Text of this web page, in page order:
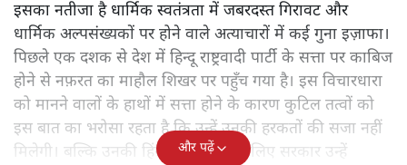
इसका नतीजा है धार्मिक स्वतंत्रता में जबरदस्त गिरावट और
धार्मिक अल्पसंख्यकों पर होने वाले अत्याचारों में कई गुना इज़ाफा।
पिछले एक दशक से देश में हिन्दू राष्ट्रवादी पार्टी के सत्ता पर काबिज
होने से नफ़रत का माहौल शिखर पर पहुँच गया है। इस विचारधारा
को मानने वालों के हाथों में सत्ता होने के कारण कुटिल तत्वों को
इस बात का भरोसा रहता है कि उन्हें उनकी हरकतों की सजा नहीं
मिलेगी। बल्कि उनकी हिंसक वारदातों के लिए सरकार उन्हें
और पढ़ें